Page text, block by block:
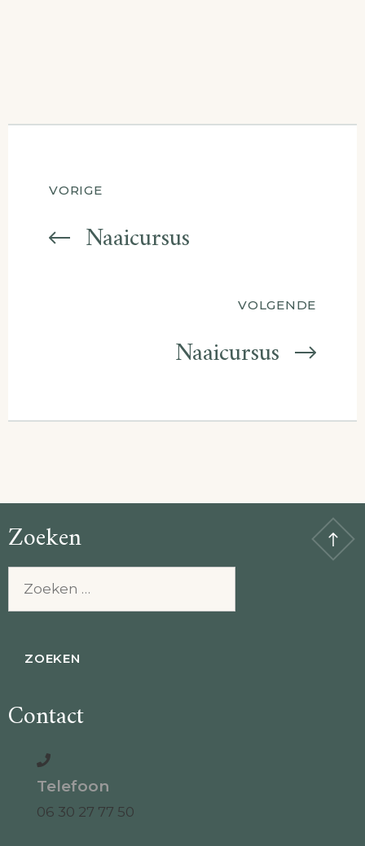
Berichtnavigatie
VORIGE
Naaicursus
VOLGENDE
Naaicursus
Zoeken
Contact
Telefoon
06 30 27 77 50